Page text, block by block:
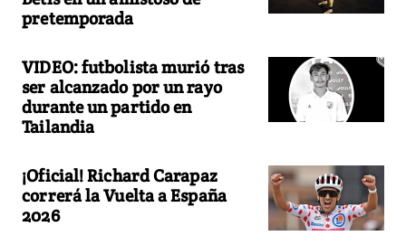
pretemporada
VIDEO: futbolista murió tras
ser alcanzado por un rayo
durante un partido en
Tailandia
¡Oficial! Richard Carapaz
correrá la Vuelta a España
2026